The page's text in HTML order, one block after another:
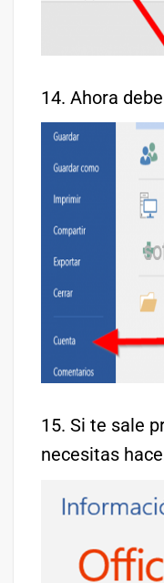
14. Ahora
15. Si te sale
necesitas